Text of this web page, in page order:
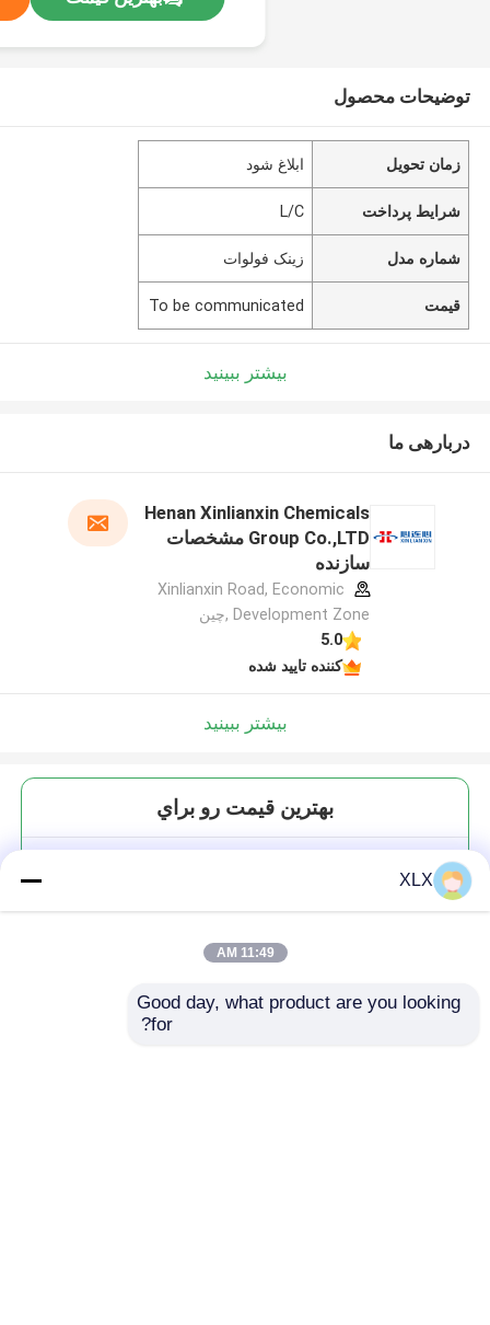
توضیحات محصول
زمان تحویل ابلاغ شود
شرایط پرداخت L/C
شماره مدل زینک فولوات
قیمت To be communicated
بیشتر ببینید
دربارهی ما
Henan Xinlianxin Chemicals
Group Co.,LTD مشخصات
سازنده
Xinlianxin Road, Economic
Development Zone ,چین
5.0
کننده تایید شده
بیشتر ببینید
بهترين قيمت رو براي
XLX
11:49 AM
Good day, what product are you looking
for?